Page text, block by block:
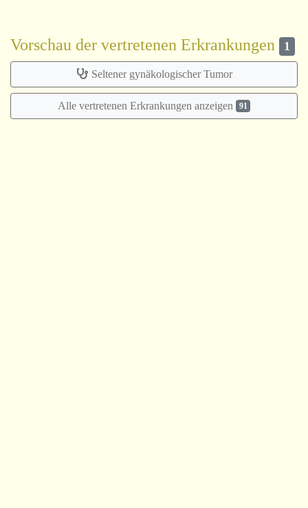
Vorschau der vertretenen Erkrankungen 1
Seltener gynäkologischer Tumor
Alle vertretenen Erkrankungen anzeigen 91